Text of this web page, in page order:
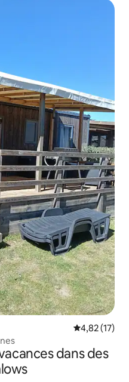
Évaluation
4,82 (17)
dans des